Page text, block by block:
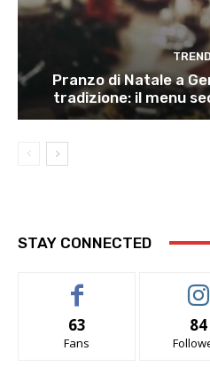
Pranzo di Natale a
tradizione: il menu
STAY CONNECTED
63
Fans
84